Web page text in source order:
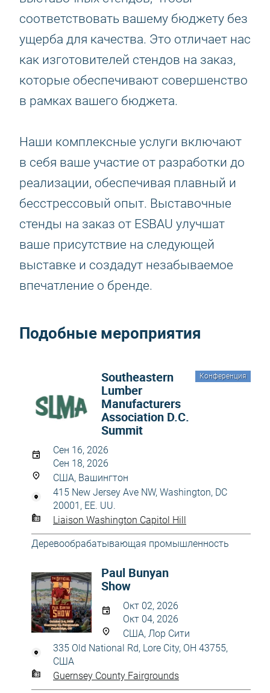
соответствовать вашему бюджету без
ущерба для качества. Это отличает нас
как изготовителей стендов на заказ,
которые обеспечивают совершенство
в рамках вашего бюджета.
Наши комплексные услуги включают
в себя ваше участие от разработки до
реализации, обеспечивая плавный и
бесстрессовый опыт. Выставочные
стенды на заказ от ESBAU улучшат
ваше присутствие на следующей
выставке и создадут незабываемое
впечатление о бренде.
Подобные мероприятия
Конференция
Southeastern
Lumber
Manufacturers
Association D.C.
Summit
Сен 16, 2026
Сен 18, 2026
США, Вашингтон
415 New Jersey Ave NW, Washington, DC
20001, EE. UU.
Liaison Washington Capitol Hill
Деревообрабатывающая промышленность
Paul Bunyan
Show
Окт 02, 2026
Окт 04, 2026
США, Лор Сити
335 Old National Rd, Lore City, OH 43755,
США
Guernsey County Fairgrounds